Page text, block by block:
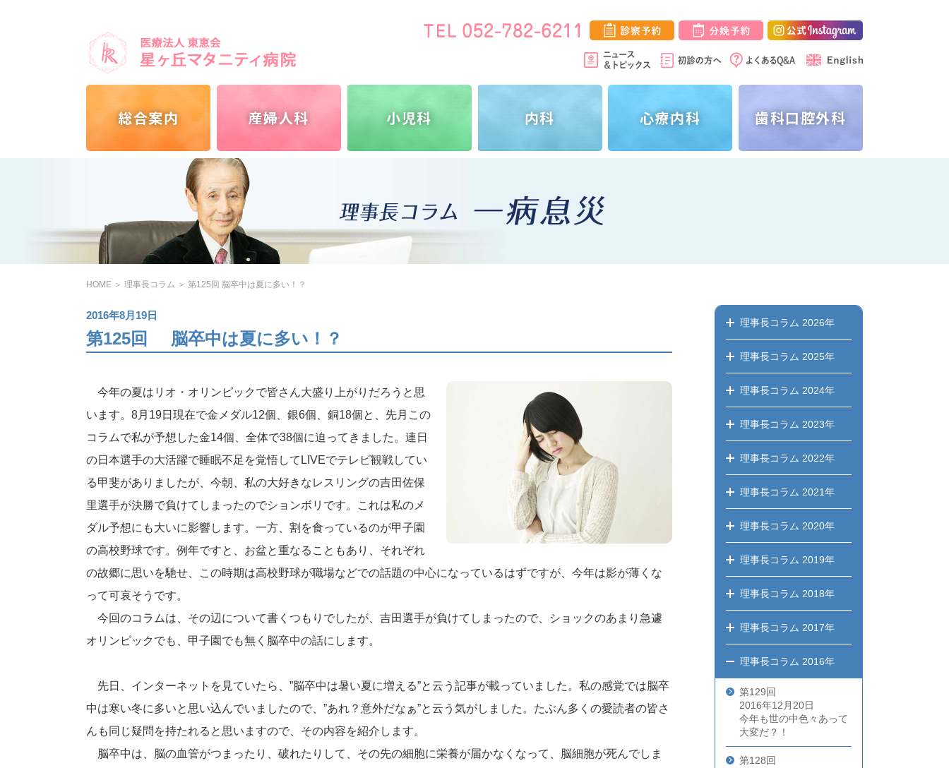
総合案内 産婦人科 小児科 内科 心療内科 歯科口腔外科
HOME ＞ 理事長コラム ＞ 第125回 脳卒中は夏に多い！？
2016年8月19日
第125回 脳卒中は夏に多い！？
今年の夏はリオ・オリンピックで皆さん大盛り上がりだろうと思
います。8月19日現在で金メダル12個、銀6個、銅18個と、先月この
コラムで私が予想した金14個、全体で38個に迫ってきました。連日
の日本選手の大活躍で睡眠不足を覚悟してLIVEでテレビ観戦してい
る甲斐がありましたが、今朝、私の大好きなレスリングの吉田佐保
里選手が決勝で負けてしまったのでションボリです。これは私のメ
ダル予想にも大いに影響します。一方、割を食っているのが甲子園
の高校野球です。例年ですと、お盆と重なることもあり、それぞれ
の故郷に思いを馳せ、この時期は高校野球が職場などでの話題の中心になっているはずですが、今年は影が薄くな
って可哀そうです。
今回のコラムは、その辺について書くつもりでしたが、吉田選手が負けてしまったので、ショックのあまり急遽
オリンピックでも、甲子園でも無く脳卒中の話にします。
先日、インターネットを見ていたら、”脳卒中は暑い夏に増える”と云う記事が載っていました。私の感覚では脳卒
中は寒い冬に多いと思い込んでいましたので、”あれ？意外だなぁ”と云う気がしました。たぶん多くの愛読者の皆さ
んも同じ疑問を持たれると思いますので、その内容を紹介します。
脳卒中は、脳の血管がつまったり、破れたりして、その先の細胞に栄養が届かなくなって、脳細胞が死んでしま
理事長コラム 2026年
理事長コラム 2025年
理事長コラム 2024年
理事長コラム 2023年
理事長コラム 2022年
理事長コラム 2021年
理事長コラム 2020年
理事長コラム 2019年
理事長コラム 2018年
理事長コラム 2017年
理事長コラム 2016年
第129回
2016年12月20日
今年も世の中色々あって
大変だ？！
第128回